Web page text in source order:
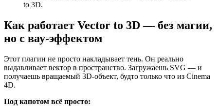
to 3D.
Как работает Vector to 3D — без магии,
но с вау-эффектом
Этот плагин не просто накладывает тень. Он реально
выдавливает вектор в пространство. Загружаешь SVG — и
получаешь вращаемый 3D-объект, будто только что из Cinema
4D.
Под капотом всё просто: